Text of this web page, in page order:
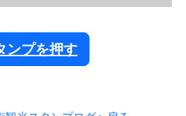
ンプを押す